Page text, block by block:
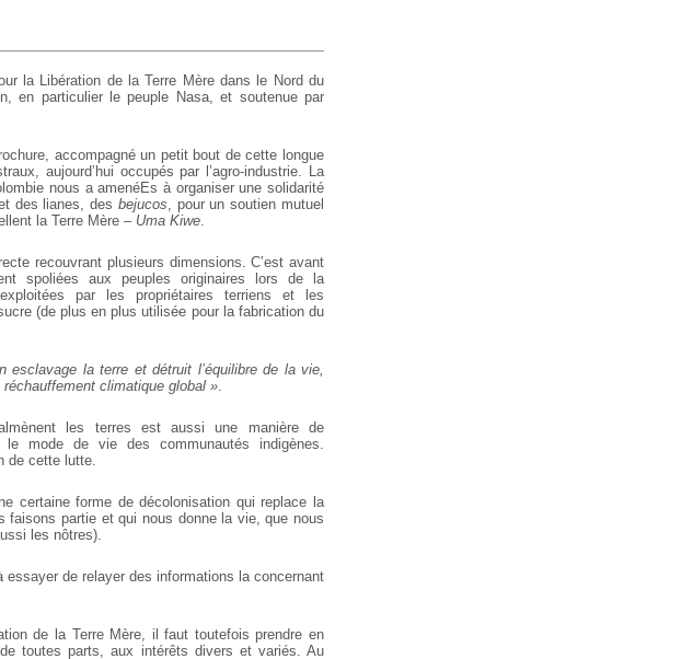
la Libération de la Terre Mère dans le Nord du
en particulier le peuple Nasa, et soutenue par
accompagné un petit bout de cette longue
aujourd’hui occupés par l’agro-industrie.
La
nous a amenéEs à organiser une solidarité
des lianes, des bejucos, pour un soutien mutuel
la Terre Mère – Uma Kiwe.
recouvrant plusieurs dimensions. C’est avant
spoliées aux peuples originaires lors de la
par les propriétaires terriens et les
(de plus en plus utilisée pour la fabrication du
la terre et détruit l’équilibre de la vie,
climatique global ».
les terres est aussi une manière de
le mode de vie des communautés indigènes.
de cette lutte.
certaine forme de décolonisation qui replace la
faisons partie et qui nous donne la vie, que nous
les nôtres).
de relayer des informations la concernant
de la Terre Mère, il faut toutefois prendre en
toutes parts, aux intérêts divers et variés. Au